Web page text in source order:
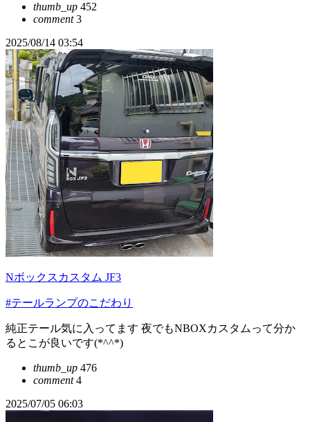
thumb_up 452
comment3
2025/08/14 03:54
Nボックスカスタム JF3
#テールランプのこだわり
純正テール気に入ってます 夜でもNBOXカスタムって分か
るとこが良いです(*^^*)
thumb_up 476
comment4
2025/07/05 06:03